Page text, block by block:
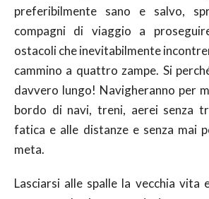
preferibilmente sano e salvo,
compagni di viaggio a
ostacoli che inevitabilmente
cammino a quattro zampe. Si
davvero lungo! Navigheranno per
bordo di navi, treni, aerei senza
fatica e alle distanze e senza mai
meta.
Lasciarsi alle spalle la vecchia vita